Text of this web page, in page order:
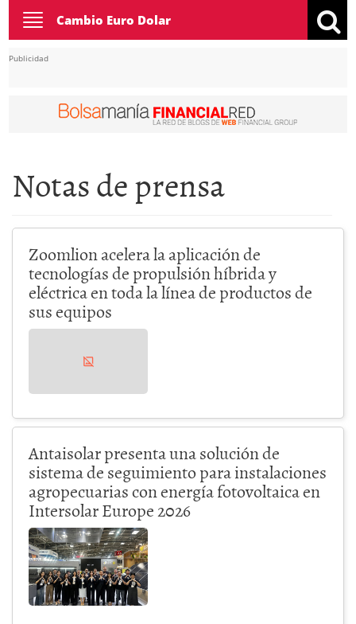
Toggle
navigation
Cambio Euro Dolar
Publicidad
Notas de prensa
Zoomlion acelera la aplicación de
tecnologías de propulsión híbrida y
eléctrica en toda la línea de productos de
sus equipos
Antaisolar presenta una solución de
sistema de seguimiento para instalaciones
agropecuarias con energía fotovoltaica en
Intersolar Europe 2026